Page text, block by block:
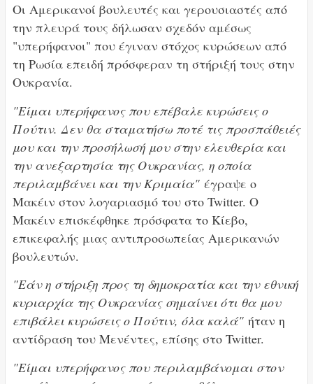
Οι Αμερικανοί βουλευτές και γερουσιαστές από
την πλευρά τους δήλωσαν σχεδόν αμέσως
"υπερήφανοι" που έγιναν στόχος κυρώσεων από
τη Ρωσία επειδή πρόσφεραν τη στήριξή τους στην
Ουκρανία.
"Είμαι υπερήφανος που επέβαλε κυρώσεις ο
Πούτιν. Δεν θα σταματήσω ποτέ τις προσπάθειές
μου και την προσήλωσή μου στην ελευθερία και
την ανεξαρτησία της Ουκρανίας, η οποία
περιλαμβάνει και την Κριμαία" έγραψε ο
Μακέιν στον λογαριασμό του στο Twitter. Ο
Μακέιν επισκέφθηκε πρόσφατα το Κίεβο,
επικεφαλής μιας αντιπροσωπείας Αμερικανών
βουλευτών.
"Εάν η στήριξη προς τη δημοκρατία και την εθνική
κυριαρχία της Ουκρανίας σημαίνει ότι θα μου
επιβάλει κυρώσεις ο Πούτιν, όλα καλά"ήταν η
αντίδραση του Μενέντες, επίσης στο Twitter.
"Είμαι υπερήφανος που περιλαμβάνομαι στον